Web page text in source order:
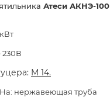
Атеси АКНЭ-100
М 14.
нержавеющая труба